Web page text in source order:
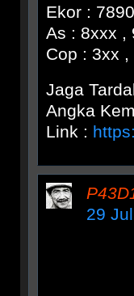
Ekor :
As : 8xxx ,
Cop : 3xx
Jaga
Angka
Link :
29